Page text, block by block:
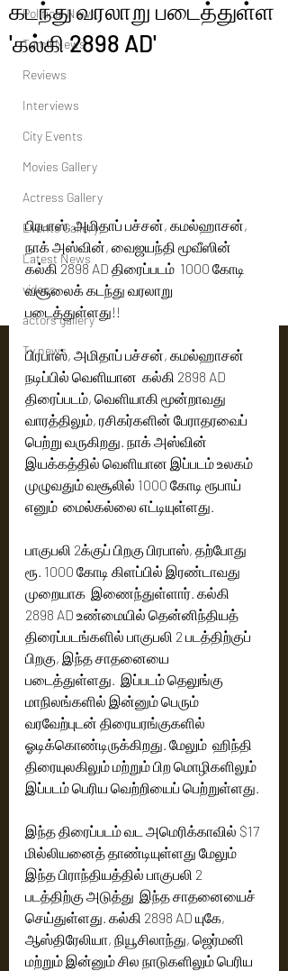
Political News
Tamil News
Reviews
Interviews
City Events
Movies Gallery
Actress Gallery
Events Gallery
Latest News
videos
actors gallery
Tv news
கடந்து வரலாறு படைத்துள்ள
'கல்கி 2898 AD'
பிரபாஸ், அமிதாப் பச்சன், கமல்ஹாசன்,
நாக் அஸ்வின், வைஜயந்தி மூவீஸின்
கல்கி 2898 AD திரைப்படம்  1000 கோடி
வசூலைக் கடந்து வரலாறு
படைத்துள்ளது!!
பிரபாஸ், அமிதாப் பச்சன், கமல்ஹாசன்
நடிப்பில் வெளியான  கல்கி 2898 AD
திரைப்படம், வெளியாகி மூன்றாவது
வாரத்திலும், ரசிகர்களின் பேராதரவைப்
பெற்று வருகிறது. நாக் அஸ்வின்
இயக்கத்தில் வெளியான இப்படம் உலகம்
முழுவதும் வசூலில் 1000 கோடி ரூபாய்
எனும்  மைல்கல்லை எட்டியுள்ளது.
பாகுபலி 2க்குப் பிறகு பிரபாஸ், தற்போது
ரூ. 1000 கோடி கிளப்பில் இரண்டாவது
முறையாக  இணைந்துள்ளார். கல்கி
2898 AD உண்மையில் தென்னிந்தியத்
திரைப்படங்களில் பாகுபலி 2 படத்திற்குப்
பிறகு, இந்த சாதனையை
படைத்துள்ளது.  இப்படம் தெலுங்கு
மாநிலங்களில் இன்னும் பெரும்
வரவேற்புடன் திரையரங்குகளில்
ஓடிக்கொண்டிருக்கிறது. மேலும்  ஹிந்தி
திரையுலகிலும் மற்றும் பிற மொழிகளிலும்
இப்படம் பெரிய வெற்றியைப் பெற்றுள்ளது.
இந்த திரைப்படம் வட அமெரிக்காவில் $17
மில்லியனைத் தாண்டியுள்ளது மேலும்
இந்த பிராந்தியத்தில் பாகுபலி 2
படத்திற்கு அடுத்து  இந்த சாதனையைச்
செய்துள்ளது. கல்கி 2898 AD யுகே,
ஆஸ்திரேலியா, நியூசிலாந்து, ஜெர்மனி
மற்றும் இன்னும் சில நாடுகளிலும் பெரிய